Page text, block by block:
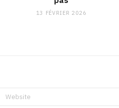
13 FÉVRIER 2026